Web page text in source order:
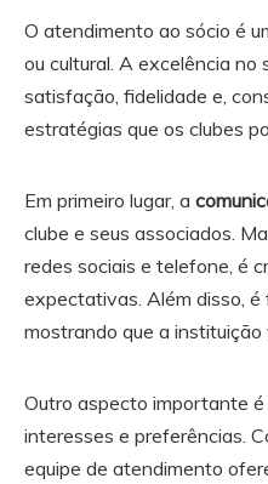
O atendimento ao sócio é
ou cultural. A excelência
satisfação, fidelidade e,
estratégias que os clubes
Em primeiro lugar, a
clube e seus associados.
redes sociais e telefone, é
expectativas. Além disso,
mostrando que a
Outro aspecto importante é
interesses e preferências.
equipe de atendimento